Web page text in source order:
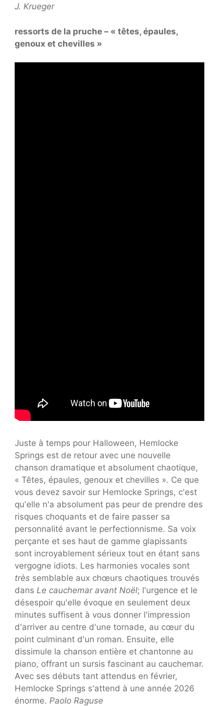
J. Krueger
ressorts de la pruche – « têtes, épaules,
genoux et chevilles »
Juste à temps pour Halloween, Hemlocke
Springs est de retour avec une nouvelle
chanson dramatique et absolument chaotique,
« Têtes, épaules, genoux et chevilles ». Ce que
vous devez savoir sur Hemlocke Springs, c'est
qu'elle n'a absolument pas peur de prendre des
risques choquants et de faire passer sa
personnalité avant le perfectionnisme. Sa voix
perçante et ses haut de gamme glapissants
sont incroyablement sérieux tout en étant sans
vergogne idiots. Les harmonies vocales sont
très semblable aux chœurs chaotiques trouvés
dans Le cauchemar avant Noël; l'urgence et le
désespoir qu'elle évoque en seulement deux
minutes suffisent à vous donner l'impression
d'arriver au centre d'une tornade, au cœur du
point culminant d'un roman. Ensuite, elle
dissimule la chanson entière et chantonne au
piano, offrant un sursis fascinant au cauchemar.
Avec ses débuts tant attendus en février,
Hemlocke Springs s'attend à une année 2026
énorme. Paolo Raguse